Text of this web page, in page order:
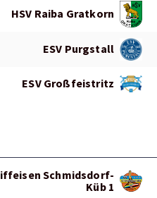
HSV Raiba Gratkorn
ESV Purgstall
ESV Großfeistritz
Schmidsdorf-
Küb 1